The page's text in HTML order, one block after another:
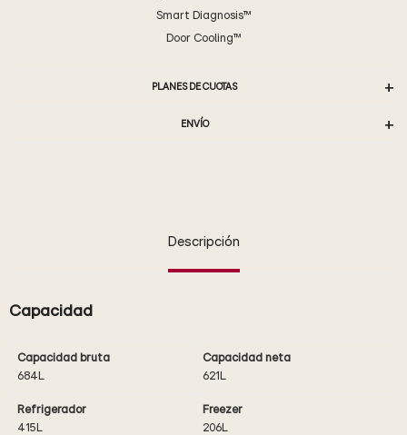
Smart Diagnosis™
Door Cooling™
PLANES DE CUOTAS
ENVÍO
Descripción
Capacidad
Capacidad bruta
684L
Capacidad neta
621L
Refrigerador
415L
Freezer
206L